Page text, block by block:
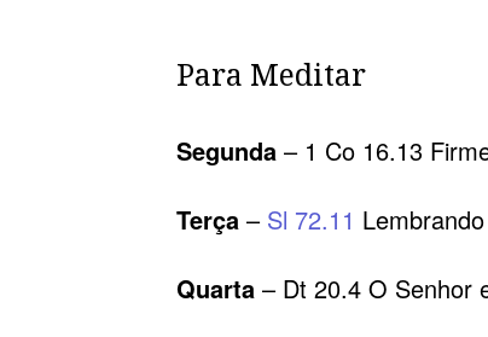
Para Meditar
Segunda– 1 Co 16.13
Terça– Sl 72.11
Quarta– Dt 20.4 O Senhor